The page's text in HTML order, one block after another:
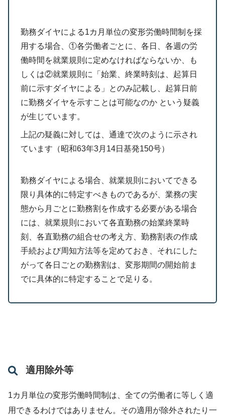
勤務ダイヤによる1カ月単位の変形労働時間制を採
用する場合、①各労働者ごとに、各日、各週の労
働時間を就業規則に定めなければならないか、も
しくは②就業規則に「始業、終業時刻は、起算日
前に示すダイヤによる」とのみ記載し、起算日前
に勤務ダイヤを示すことは可能なのか という疑義
が生じています。
上記の疑義に対しては、通達で次のように示され
ています（昭和63年3月14日基発150号）
勤務ダイヤによる場合、就業規則においてできる
限り具体的に特定すべきものであるが、業務の実
態から月ごとに勤務割を作成する必要がある場合
には、就業規則において各直勤務の始業終業時
刻、各直勤務の組合せの考え方、勤務割表の作成
手続および周知方法等を定めておき、それにした
がって各日ごとの勤務割は、変形期間の開始前ま
でに具体的に特定することで足りる。
適用除外等
1カ月単位の変形労働時間制は、全ての労働者に等しく適
用できるわけではありません。その適用が除外されたり一